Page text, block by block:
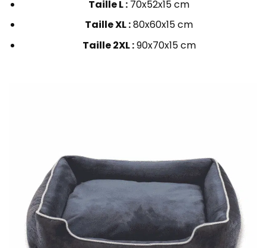
Taille L : 70x52x15 cm
Taille XL :80x60x15 cm
Taille 2XL :90x70x15 cm